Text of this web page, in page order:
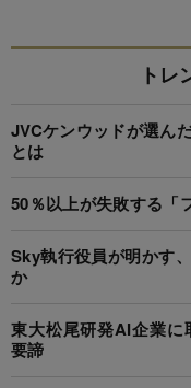
トレ
JVCケンウッドが選ん
とは
50％以上が失敗する「
Sky執行役員が明かす
か
東大松尾研発AI企業
要諦